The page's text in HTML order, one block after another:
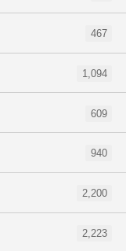
467
1,094
609
940
2,200
2,223